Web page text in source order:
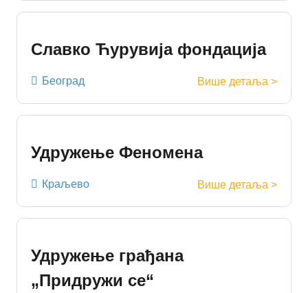
Славко Ћурувија фондација
Београд Више детаља >
Удружење Феномена
Краљево Више детаља >
Удружење грађана
„Придружи се“